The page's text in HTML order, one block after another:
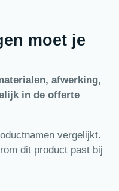
moet je
afwerking,
in de offerte
vergelijkt.
dit product past bij